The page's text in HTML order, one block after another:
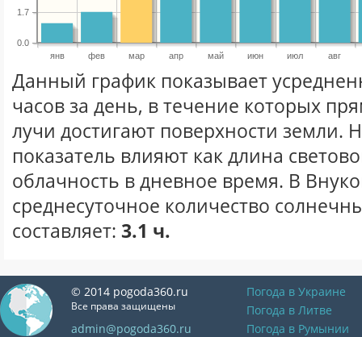
янв фев мар апр май июн июл авг
0.0
1.7
Данный график показывает
часов за день, в течение которых
лучи достигают поверхности земли.
показатель влияют как длина
облачность в дневное время. В
среднесуточное количество
составляет: 3.1 ч.
© 2014 pogoda360.ru
Все права защищены
admin@pogoda360.ru
Погода в Украине
Погода в Литве
Погода в Румынии